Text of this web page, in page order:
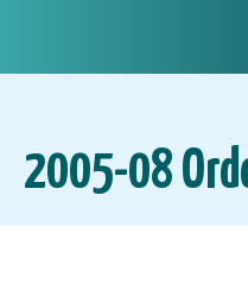
2005-08